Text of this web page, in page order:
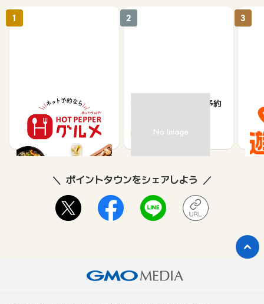
【ホットペッパーグル
メ】レストラン予約
85
1
楽天ぐるなびネット予約
80
2 3
ポイントタウンをシェアしよう